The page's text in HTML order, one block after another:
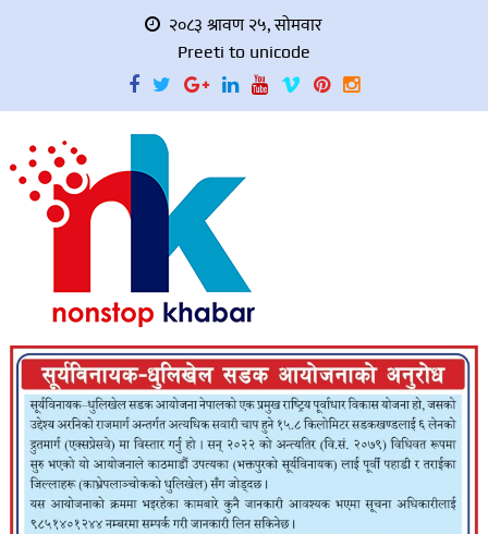
२०८३ श्रावण २५, सोमवार
Preeti to unicode